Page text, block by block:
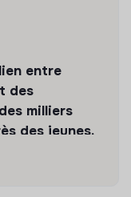
bénévoles
d’équipe avec
du pôle
entre
des
milliers
des jeunes.